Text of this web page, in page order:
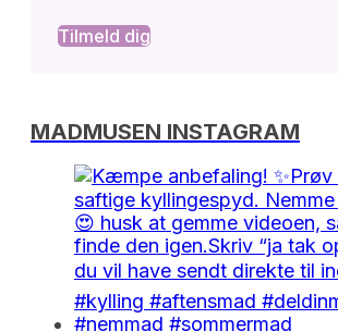
Tilmeld dig
MADMUSEN INSTAGRAM